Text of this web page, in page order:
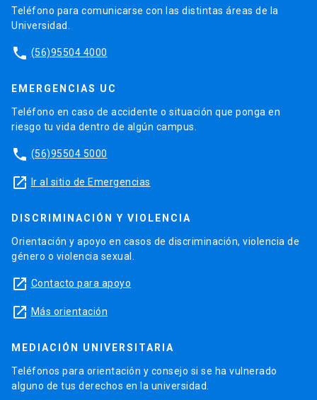
Teléfono para comunicarse con las distintas áreas de la
Universidad.
phone (56)95504 4000
EMERGENCIAS UC
Teléfono en caso de accidente o situación que ponga en
riesgo tu vida dentro de algún campus.
phone (56)95504 5000
launch Ir al sitio de Emergencias
DISCRIMINACIÓN Y VIOLENCIA
Orientación y apoyo en casos de discriminación, violencia de
género o violencia sexual.
launch Contacto para apoyo
launch Más orientación
MEDIACIÓN UNIVERSITARIA
Teléfonos para orientación y consejo si se ha vulnerado
alguno de tus derechos en la universidad.